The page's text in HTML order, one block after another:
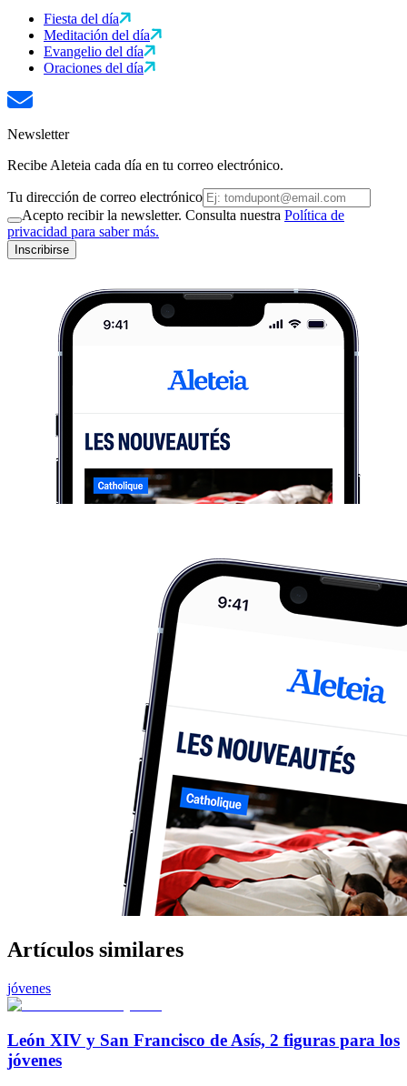
Fiesta del día
Meditación del día
Evangelio del día
Oraciones del día
Newsletter
Recibe Aleteia cada día en tu correo electrónico.
Tu dirección de correo electrónico
Acepto recibir la newsletter. Consulta nuestra Política de
privacidad para saber más.
Inscribirse
Artículos similares
jóvenes
León XIV y San Francisco de Asís, 2 figuras para los
jóvenes